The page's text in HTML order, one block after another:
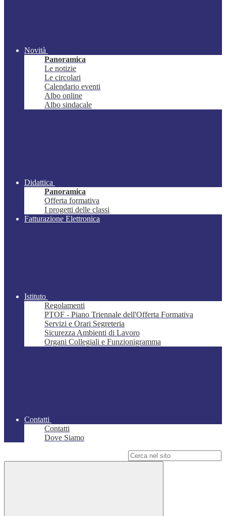
Novità
Panoramica
Le notizie
Le circolari
Calendario eventi
Albo online
Albo sindacale
Didattica
Panoramica
Offerta formativa
I progetti delle classi
Fatturazione Elettronica
Istituto
Regolamenti
PTOF - Piano Triennale dell'Offerta Formativa
Servizi e Orari Segreteria
Sicurezza Ambienti di Lavoro
Organi Collegiali e Funzionigramma
Contatti
Contatti
Dove Siamo